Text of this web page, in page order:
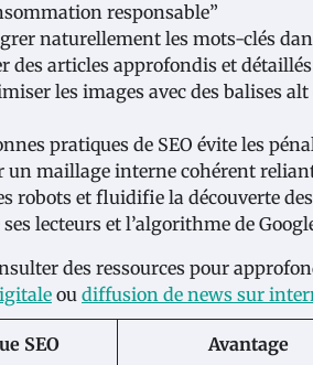
responsable”
naturellement les mots-clés
des articles approfondis et
les images avec des balises
pratiques de SEO évite les
un maillage interne cohérent
robots et fluidifie la découverte
lecteurs et l’algorithme de
des ressources pour
ou diffusion de news sur
SEO Avantage